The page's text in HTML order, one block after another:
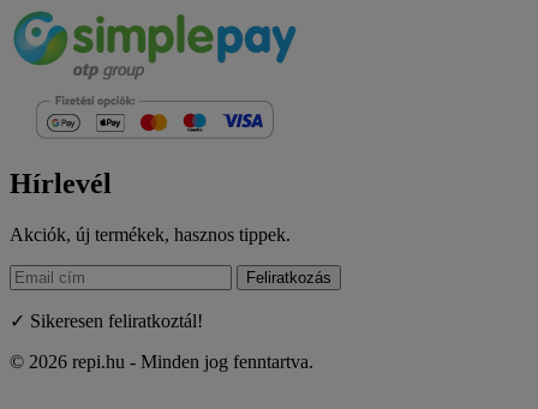
Hírlevél
Akciók, új termékek, hasznos tippek.
Feliratkozás
✓ Sikeresen feliratkoztál!
© 2026 repi.hu - Minden jog fenntartva.